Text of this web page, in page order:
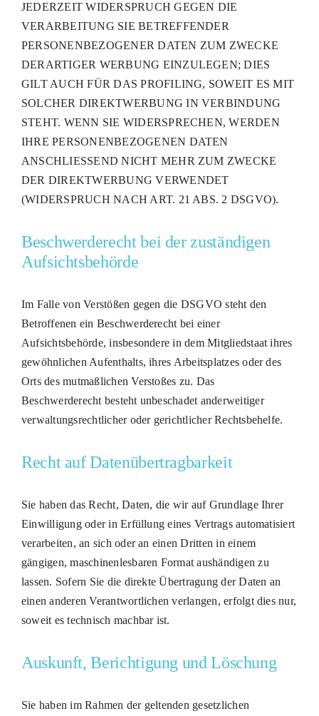
JEDERZEIT WIDERSPRUCH GEGEN DIE
VERARBEITUNG SIE BETREFFENDER
PERSONENBEZOGENER DATEN ZUM ZWECKE
DERARTIGER WERBUNG EINZULEGEN; DIES
GILT AUCH FÜR DAS PROFILING, SOWEIT ES MIT
SOLCHER DIREKTWERBUNG IN VERBINDUNG
STEHT. WENN SIE WIDERSPRECHEN, WERDEN
IHRE PERSONENBEZOGENEN DATEN
ANSCHLIESSEND NICHT MEHR ZUM ZWECKE
DER DIREKTWERBUNG VERWENDET
(WIDERSPRUCH NACH ART. 21 ABS. 2 DSGVO).
Beschwerde­recht bei der zuständigen
Aufsichts­behörde
Im Falle von Verstößen gegen die DSGVO steht den
Betroffenen ein Beschwerderecht bei einer
Aufsichtsbehörde, insbesondere in dem Mitgliedstaat ihres
gewöhnlichen Aufenthalts, ihres Arbeitsplatzes oder des
Orts des mutmaßlichen Verstoßes zu. Das
Beschwerderecht besteht unbeschadet anderweitiger
verwaltungsrechtlicher oder gerichtlicher Rechtsbehelfe.
Recht auf Daten­übertrag­barkeit
Sie haben das Recht, Daten, die wir auf Grundlage Ihrer
Einwilligung oder in Erfüllung eines Vertrags automatisiert
verarbeiten, an sich oder an einen Dritten in einem
gängigen, maschinenlesbaren Format aushändigen zu
lassen. Sofern Sie die direkte Übertragung der Daten an
einen anderen Verantwortlichen verlangen, erfolgt dies nur,
soweit es technisch machbar ist.
Auskunft, Berichtigung und Löschung
Sie haben im Rahmen der geltenden gesetzlichen